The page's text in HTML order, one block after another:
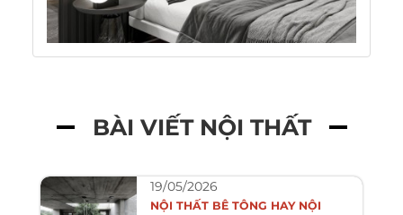
BÀI VIẾT NỘI THẤT
19/05/2026
NỘI THẤT BÊ TÔNG HAY NỘI